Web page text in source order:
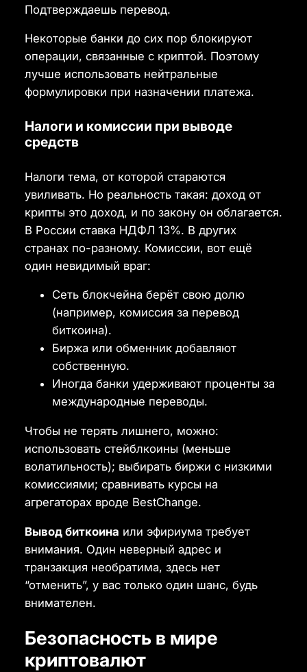
Подтверждаешь перевод.
Некоторые банки до сих пор блокируют
операции, связанные с криптой. Поэтому
лучше использовать нейтральные
формулировки при назначении платежа.
Налоги и комиссии при выводе
средств
Налоги тема, от которой стараются
увиливать. Но реальность такая: доход от
крипты это доход, и по закону он облагается.
В России ставка НДФЛ 13%. В других
странах по-разному. Комиссии, вот ещё
один невидимый враг:
Сеть блокчейна берёт свою долю
(например, комиссия за перевод
биткоина).
Биржа или обменник добавляют
собственную.
Иногда банки удерживают проценты за
международные переводы.
Чтобы не терять лишнего, можно:
использовать стейблкоины (меньше
волатильность); выбирать биржи с низкими
комиссиями; сравнивать курсы на
агрегаторах вроде BestChange.
Вывод биткоина или эфириума требует
внимания. Один неверный адрес и
транзакция необратима, здесь нет
“отменить”, у вас только один шанс, будь
внимателен.
Безопасность в мире
криптовалют